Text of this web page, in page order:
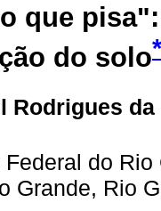
que
do solo*
Rodrigues
do
Grande, Rio